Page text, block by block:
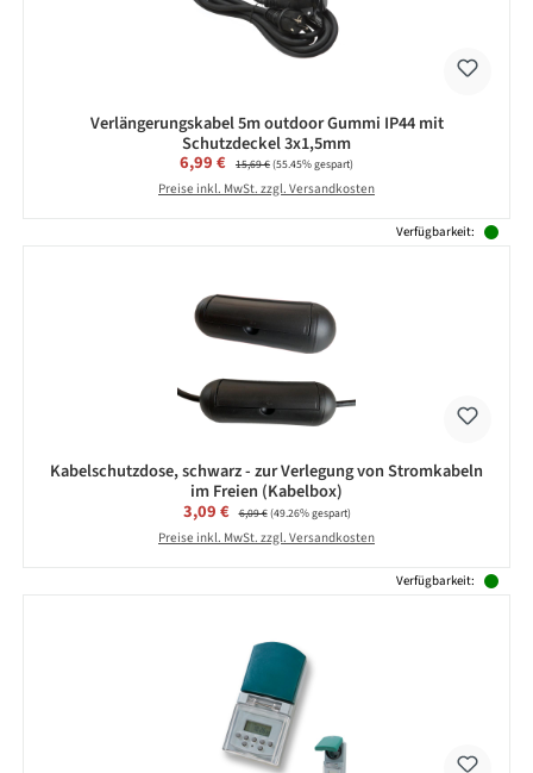
Verlängerungskabel 5m outdoor Gummi IP44 mit
Schutzdeckel 3x1,5mm
Verkaufspreis:
6,99 € Regulärer Preis:
15,69 €(55.45% gespart)
Preise inkl. MwSt. zzgl. Versandkosten
Verfügbarkeit:
Kabelschutzdose, schwarz - zur Verlegung von Stromkabeln
im Freien (Kabelbox)
Verkaufspreis:
3,09 € Regulärer Preis:
6,09 €(49.26% gespart)
Preise inkl. MwSt. zzgl. Versandkosten
Verfügbarkeit: